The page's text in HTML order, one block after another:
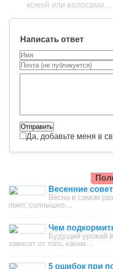
кожей или волосами…
Написать ответ
Да, добавьте меня в
Весенние
Весна в самом
поют, солнышко…
Чем
Будущий урожай
зависит от того, каким…
5 ошибок при